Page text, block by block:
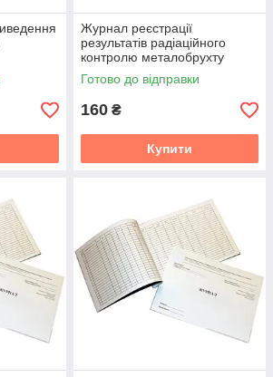
Журнал реєстрації
результатів радіаційного
контролю металобрухту
Готово до відправки
160 ₴
Купити